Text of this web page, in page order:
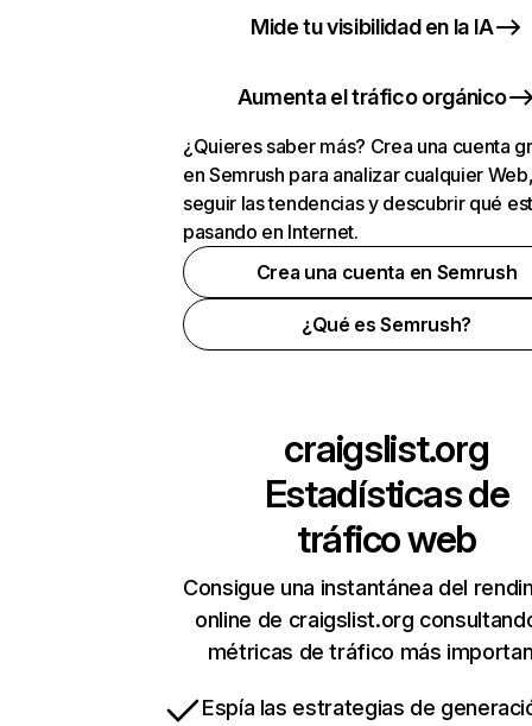
Mide tu visibilidad en la IA
Aumenta el tráfico orgánico
¿Quieres saber más? Crea una cuenta
en Semrush para analizar cualquier
seguir las tendencias y descubrir qué
pasando en Internet.
Crea una cuenta en Semrush
¿Qué es Semrush?
craigslist.org
Estadísticas de
tráfico web
Consigue una instantánea del
online de craigslist.org
métricas de tráfico más
Espía las estrategias de